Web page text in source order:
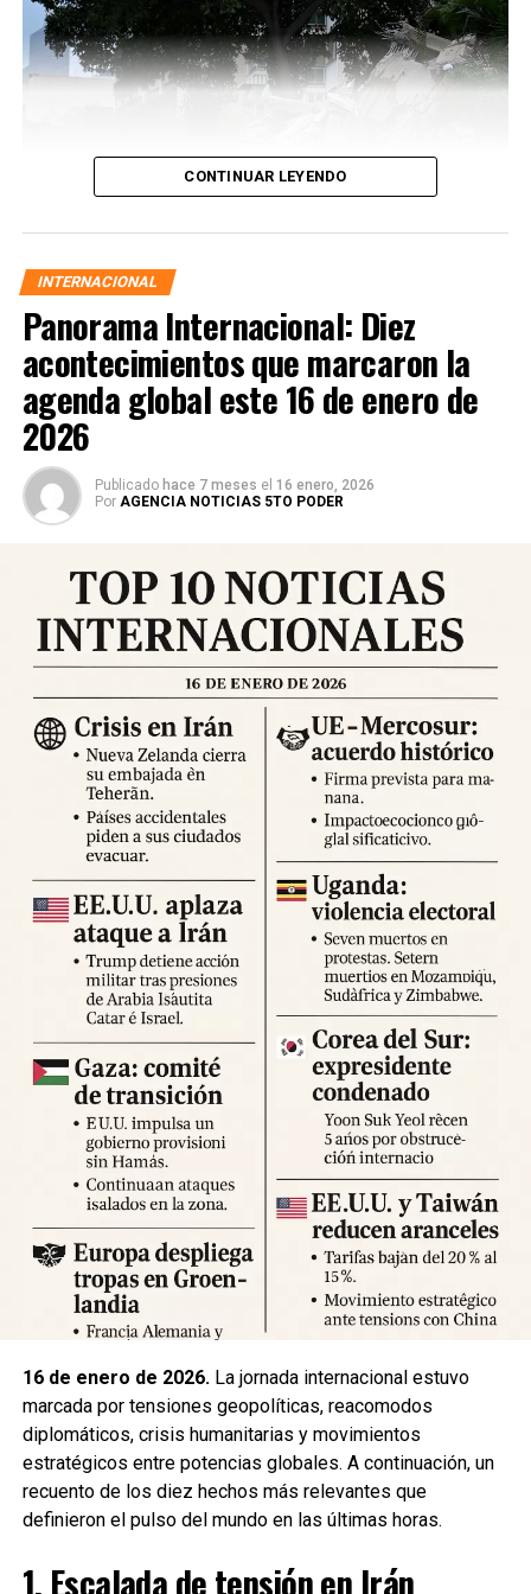
Las autoridades activaron protocolos de emergencia,
desplegaron equipos de búsqueda y rescate y ordenaron
cortes preventivos de gas y electricidad en zonas
de heridos y víctimas mortales
, mientras que las
labores de evaluación continúan y se espera que las cifras
se actualicen en las próximas horas. Se recomienda a la
población permanecer en espacios abiertos, evitar
desplazamientos innecesarios y seguir las indicaciones
de los cuerpos de emergencia.
Expertos advierten sobre la posibilidad de réplicas
significativas y llaman a mantener la calma y preparar
suministros básicos. Las autoridades locales han
habilitado centros de atención para damnificados y piden a
la ciudadanía priorizar la seguridad y la cooperación con
los equipos de respuesta.
Fuente: 5to Poder Agencia de Noticias
CONTINUAR LEYENDO
INTERNACIONAL
Panorama Internacional: Diez
acontecimientos que marcaron la
agenda global este 16 de enero de
2026
Publicado hace 7 meses el 16 enero, 2026
Por AGENCIA NOTICIAS 5TO PODER
16 de enero de 2026. La jornada internacional estuvo
marcada por tensiones geopolíticas, reacomodos
diplomáticos, crisis humanitarias y movimientos
estratégicos entre potencias globales. A continuación, un
recuento de los diez hechos más relevantes que
definieron el pulso del mundo en las últimas horas.
1. Escalada de tensión en Irán